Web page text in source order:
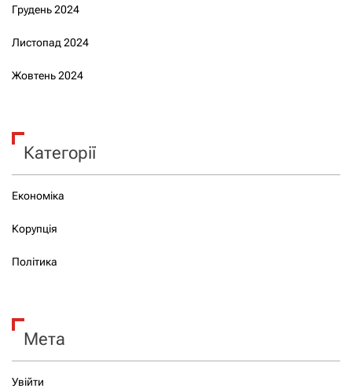
Грудень 2024
Листопад 2024
Жовтень 2024
Категорії
Економіка
Корупція
Політика
Мета
Увійти